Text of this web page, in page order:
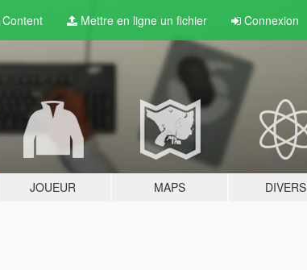
Content Mettre en ligne un fichier Connexion
JOUEUR MAPS DIVERS